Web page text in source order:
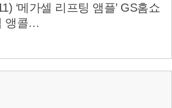
‘메가셀 리프팅 앰플’ GS홈쇼
앵콜…